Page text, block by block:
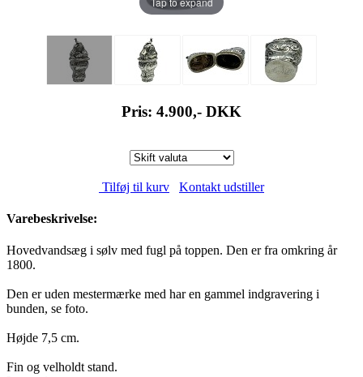
Pris: 4.900,- DKK
Tilføj til kurv Kontakt udstiller
Varebeskrivelse:
Hovedvandsæg i sølv med fugl på toppen. Den er fra omkring år
1800.
Den er uden mestermærke med har en gammel indgravering i
bunden, se foto.
Højde 7,5 cm.
Fin og velholdt stand.